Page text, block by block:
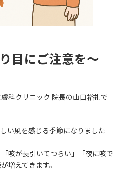
目にご注意を〜
科クリニック 院長の山口裕礼で
い風を感じる季節になりました
咳が長引いてつらい」「夜に咳で
増えてきます。